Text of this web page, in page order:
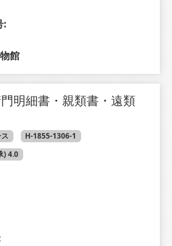
:
館
門明細書・親類書・遠類
H-1855-1306-1
) 4.0